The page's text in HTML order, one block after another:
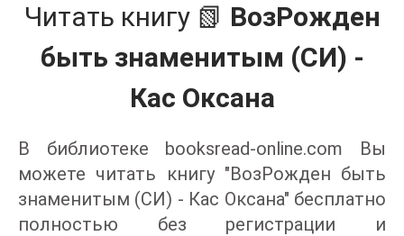
Читать книгу 📗 ВозРожден
быть знаменитым (СИ) -
Кас Оксана
В библиотеке booksread-online.com Вы
можете читать книгу "ВозРожден быть
знаменитым (СИ) - Кас Оксана" бесплатно
полностью без регистрации и